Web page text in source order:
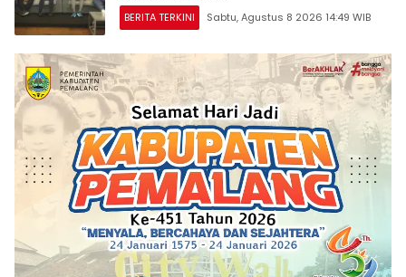
BERITA TERKINI Sabtu, Agustus 8 2026 14:49 WIB